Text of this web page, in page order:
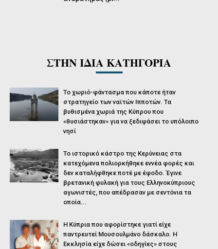
ΣΤΗΝ ΙΔΙΑ ΚΑΤΗΓΟΡΙΑ
Το χωριό-φάντασμα που κάποτε ήταν
στρατηγείο των ναϊτών Ιπποτών. Τα
βυθισμένα χωριά της Κύπρου που
«θυσιάστηκαν» για να ξεδιψάσει το υπόλοιπο
νησί
Το ιστορικό κάστρο της Κερύνειας στα
κατεχόμενα πολιορκήθηκε εννέα φορές και
δεν καταλήφθηκε ποτέ με έφοδο. Έγινε
βρετανική φυλακή για τους Ελληνοκύπριους
αγωνιστές, που απέδρασαν με σεντόνια τα
οποία...
Η Κύπρια που αφορίστηκε γιατί είχε
παντρευτεί Μουσουλμάνο δάσκαλο. Η
Εκκλησία είχε δώσει «οδηγίες» στους